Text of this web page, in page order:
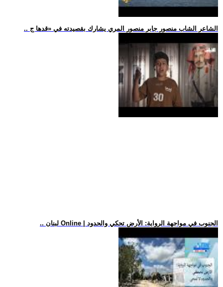
.. الشاعر الشاب منصور جابر منصور المري يشارك بقصيدته في «قدها ج
.. لبنان Online | الجنوب في مواجهة الرواية: الأرض تحكي والحدود